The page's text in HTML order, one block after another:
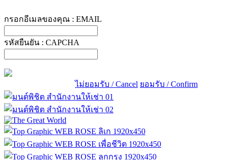
กรอกอีเมลของคุณ : EMAIL
รหัสยืนยัน : CAPCHA
ไม่ยอมรับ / Cancel ยอมรับ / Confirm